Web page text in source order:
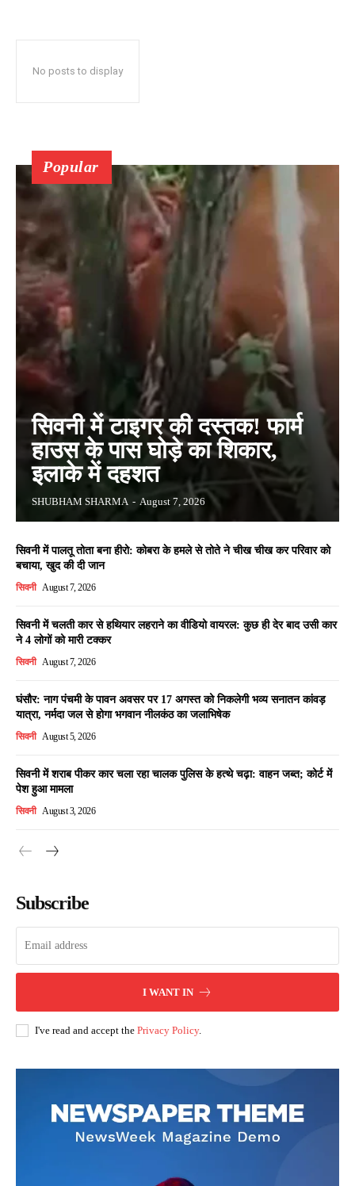
No posts to display
Popular
सिवनी में टाइगर की दस्तक! फार्म
हाउस के पास घोड़े का शिकार,
इलाके में दहशत
SHUBHAM SHARMA - August 7, 2026
सिवनी में पालतू तोता बना हीरो: कोबरा के हमले से तोते ने चीख चीख कर परिवार को
बचाया, खुद की दी जान
सिवनी August 7, 2026
सिवनी में चलती कार से हथियार लहराने का वीडियो वायरल: कुछ ही देर बाद उसी कार
ने 4 लोगों को मारी टक्कर
सिवनी August 7, 2026
घंसौर: नाग पंचमी के पावन अवसर पर 17 अगस्त को निकलेगी भव्य सनातन कांवड़
यात्रा, नर्मदा जल से होगा भगवान नीलकंठ का जलाभिषेक
सिवनी August 5, 2026
सिवनी में शराब पीकर कार चला रहा चालक पुलिस के हत्थे चढ़ा: वाहन जब्त; कोर्ट में
पेश हुआ मामला
सिवनी August 3, 2026
Subscribe
I WANT IN
I've read and accept the Privacy Policy.